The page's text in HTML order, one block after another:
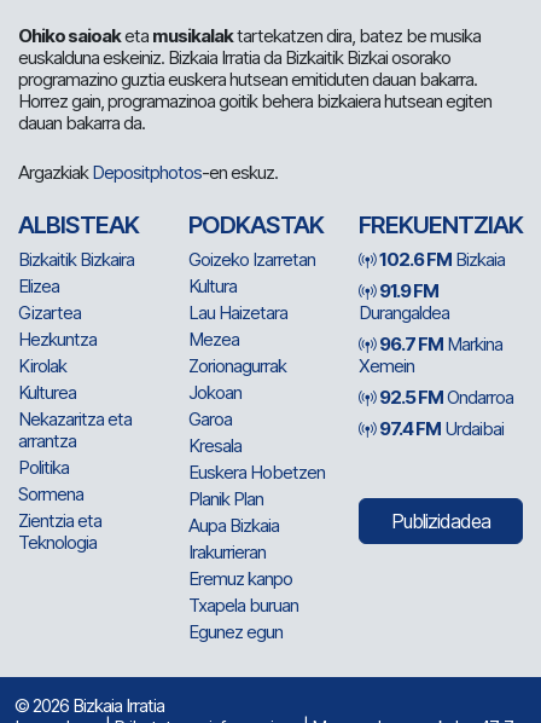
Ohiko saioaketa musikalaktartekatzen dira, batez be musika
euskalduna eskeiniz. Bizkaia Irratia da Bizkaitik Bizkai osorako
programazino guztia euskera hutsean emitiduten dauan bakarra.
Horrez gain, programazinoa goitik behera bizkaiera hutsean egiten
dauan bakarra da.
ArgazkiakDepositphotos-en eskuz.
ALBISTEAK
Bizkaitik Bizkaira
Elizea
Gizartea
Hezkuntza
Kirolak
Kulturea
Nekazaritza eta
arrantza
Politika
Sormena
Zientzia eta
Teknologia
PODKASTAK
Goizeko Izarretan
Kultura
Lau Haizetara
Mezea
Zorionagurrak
Jokoan
Garoa
Kresala
Euskera Hobetzen
Planik Plan
Aupa Bizkaia
Irakurrieran
Eremuz kanpo
Txapela buruan
Egunez egun
FREKUENTZIAK
102.6 FM Bizkaia
91.9 FM
Durangaldea
96.7 FM Markina
Xemein
92.5 FMOndarroa
97.4 FM Urdaibai
Publizidadea
© 2026 Bizkaia Irratia